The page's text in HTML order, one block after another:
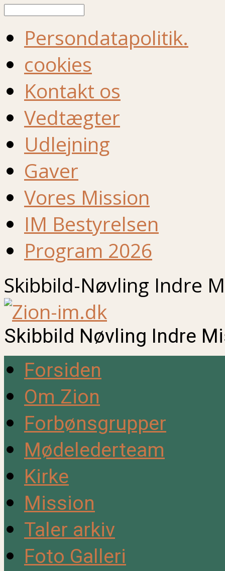
Persondatapolitik.
cookies
Kontakt os
Vedtægter
Udlejning
Gaver
Vores Mission
IM Bestyrelsen
Program 2026
Skibbild-Nøvling Indre
Skibbild Nøvling Indre
Forsiden
Om Zion
Forbønsgrupper
Mødelederteam
Kirke
Mission
Taler arkiv
Foto Galleri